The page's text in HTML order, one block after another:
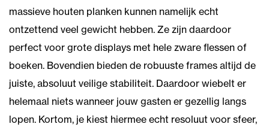
massieve houten planken kunnen namelijk echt
ontzettend veel gewicht hebben. Ze zijn daardoor
perfect voor grote displays met hele zware flessen of
boeken. Bovendien bieden de robuuste frames altijd de
juiste, absoluut veilige stabiliteit. Daardoor wiebelt er
helemaal niets wanneer jouw gasten er gezellig langs
lopen. Kortom, je kiest hiermee echt resoluut voor sfeer,